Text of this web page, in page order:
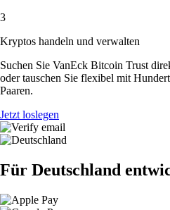
3
Kryptos handeln und verwalten
Suchen Sie VanEck Bitcoin Trust
oder tauschen Sie flexibel mit
Paaren.
Jetzt loslegen
Für Deutschland